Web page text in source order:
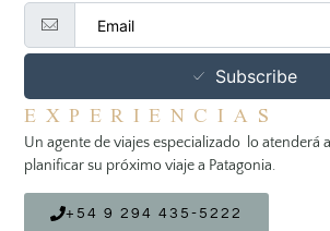
Subscribe
EXPERIENCIAS
Un agente de viajes especializado lo atenderá
planificar su próximo viaje a Patagonia.
+54 9 294 435-5222